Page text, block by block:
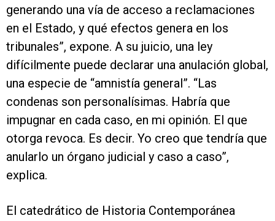
generando una vía de acceso a reclamaciones
en el Estado, y qué efectos genera en los
tribunales”, expone. A su juicio, una ley
difícilmente puede declarar una anulación global,
una especie de “amnistía general”. “Las
condenas son personalísimas. Habría que
impugnar en cada caso, en mi opinión. El que
otorga revoca. Es decir. Yo creo que tendría que
anularlo un órgano judicial y caso a caso”,
explica.
El catedrático de Historia Contemporánea